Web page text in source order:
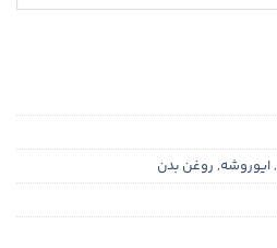
,ایوروشه, روغن بدن